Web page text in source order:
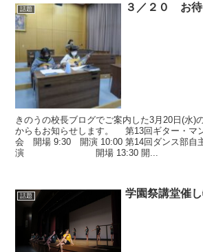
話題 ３／２０ お待
きのうの校長ブログでご案内した3月20日(水)
からもお知らせします。 第13回ギター・マ
会 開場 9:30 開演 10:00 第14回ダンス部自
演 開場 13:30 開...
話題 学園祭講堂催